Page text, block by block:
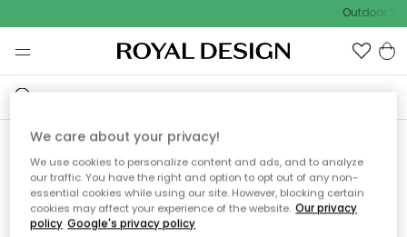
Outdoor
Ooops, die Seite wurde nicht
gefunden.
We care about your privacy!
We use cookies to personalize content and ads, and to analyze
our traffic. You have the right and option to opt out of any non-
essential cookies while using our site. However, blocking certain
cookies may affect your experience of the website. Our privacy
policy Google's privacy policy